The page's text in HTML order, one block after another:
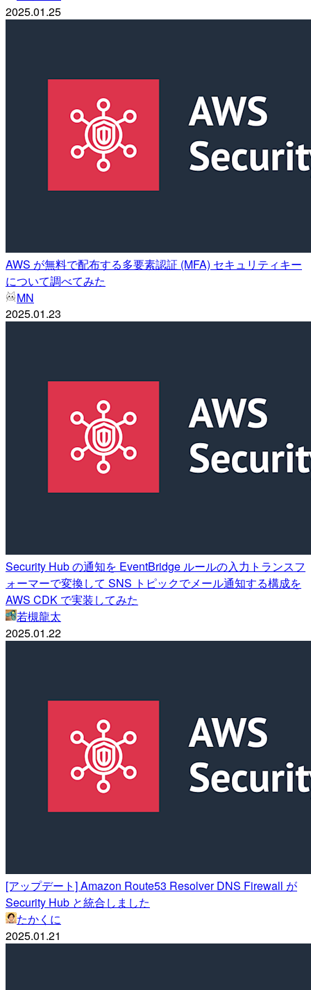
2025.01.25
AWS が無料で配布する多要素認証 (MFA) セキュリティキー
について調べてみた
MN
2025.01.23
Security Hub の通知を EventBridge ルールの入力トランスフ
ォーマーで変換して SNS トピックでメール通知する構成を
AWS CDK で実装してみた
若槻龍太
2025.01.22
[アップデート] Amazon Route53 Resolver DNS Firewall が
Security Hub と統合しました
たかくに
2025.01.21